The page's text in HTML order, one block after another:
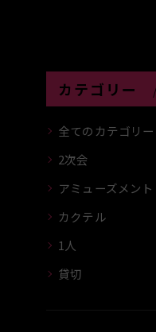
カテゴリー
全てのカテゴリー
2次会
アミューズメント
カクテル
1人
貸切